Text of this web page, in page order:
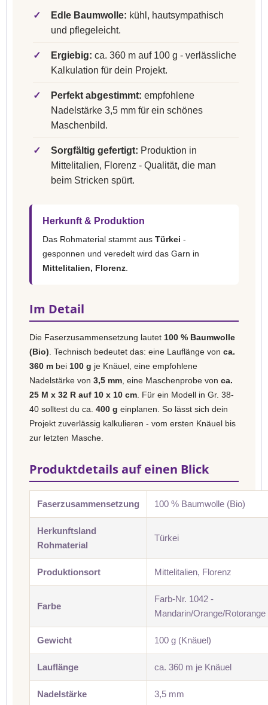
✓ Edle Baumwolle: kühl, hautsympathisch
und pflegeleicht.
✓ Ergiebig: ca. 360 m auf 100 g - verlässliche
Kalkulation für dein Projekt.
✓ Perfekt abgestimmt: empfohlene
Nadelstärke 3,5 mm für ein schönes
Maschenbild.
✓ Sorgfältig gefertigt: Produktion in
Mittelitalien, Florenz - Qualität, die man
beim Stricken spürt.
Herkunft & Produktion
Das Rohmaterial stammt aus Türkei -
gesponnen und veredelt wird das Garn in
Mittelitalien, Florenz
Im Detail
Die Faserzusammensetzung lautet 100 % Baumwolle
(Bio) . Technisch bedeutet das: eine Lauflänge von ca.
360 m bei 100 g je Knäuel, eine empfohlene
Nadelstärke von 3,5 mm , eine Maschenprobe von ca.
25 M x 32 R auf 10 x 10 cm . Für ein Modell in Gr. 38-
40 solltest du ca. 400 g einplanen. So lässt sich dein
Projekt zuverlässig kalkulieren - vom ersten Knäuel bis
zur letzten Masche.
Produktdetails auf einen Blick
Faserzusammensetzung 100 % Baumwolle (Bio)
Herkunftsland
Rohmaterial
Türkei
Produktionsort Mittelitalien, Florenz
Farbe
Farb-Nr. 1042 -
Mandarin/Orange/Rotorange
Gewicht 100 g (Knäuel)
Lauflänge ca. 360 m je Knäuel
Nadelstärke 3,5 mm